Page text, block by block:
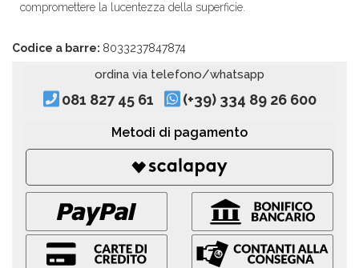
compromettere la lucentezza della superficie.
Codice a barre: 8033237847874
ordina via telefono/whatsapp
081 827 45 61 (+39) 334 89 26 600
Metodi di pagamento